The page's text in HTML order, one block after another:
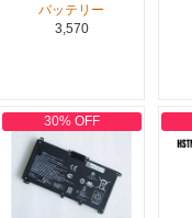
バッテリー
3,570
30% OFF